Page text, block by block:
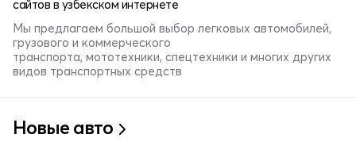
сайтов в узбекском интернете
Мы предлагаем большой выбор легковых автомобилей,
грузового и коммерческого
транспорта, мототехники, спецтехники и многих других
видов транспортных средств
Новые авто